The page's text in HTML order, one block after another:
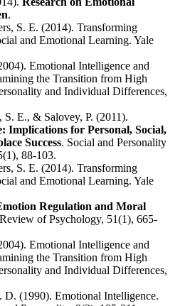
.
S. E. (2014). Transforming
and Emotional Learning. Yale
Emotional Intelligence and
the Transition from High
and Individual Differences,
E., & Salovey, P. (2011).
Implications for Personal, Social,
Success. Social and Personality
88-103.
S. E. (2014). Transforming
and Emotional Learning. Yale
Regulation and Moral
of Psychology, 51(1), 665-
Emotional Intelligence and
the Transition from High
and Individual Differences,
D. (1990). Emotional Intelligence.